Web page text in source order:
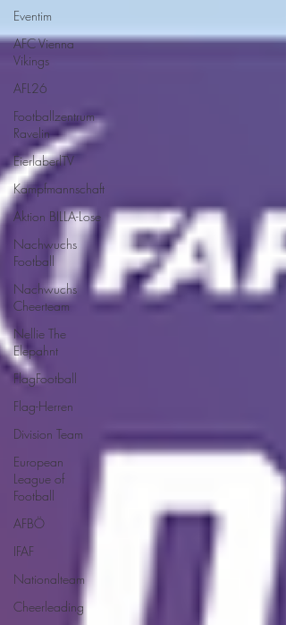
Eventim
AFC Vienna
Vikings
AFL26
Footballzentrum
Ravelin
EierlaberlTV
Kampfmannschaft
Aktion BILLA-Lose
Nachwuchs
Football
Nachwuchs
Cheerteam
Nellie The
Elepahnt
FlagFootball
Flag-Herren
Division Team
European
League of
Football
AFBÖ
IFAF
Nationalteam
Cheerleading